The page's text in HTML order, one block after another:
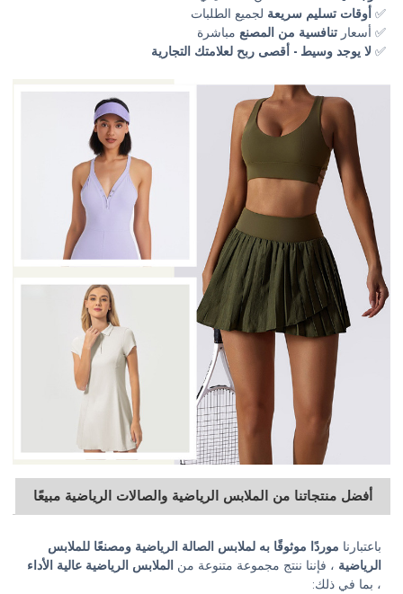
✅أوقات تسليم سريعة لجميع الطلبات
✅ أسعارتنافسية من المصنع مباشرة
✅لا يوجد وسيط - أقصى ربح لعلامتك التجارية
أفضل منتجاتنا من الملابس الرياضية والصالات الرياضية مبيعًا
باعتبارنا موردًا موثوقًا به لملابس الصالة الرياضية ومصنعًا للملابس
الرياضية ، فإننا ننتج مجموعة متنوعة منالملابس الرياضية عالية الأداء
، بما في ذلك: